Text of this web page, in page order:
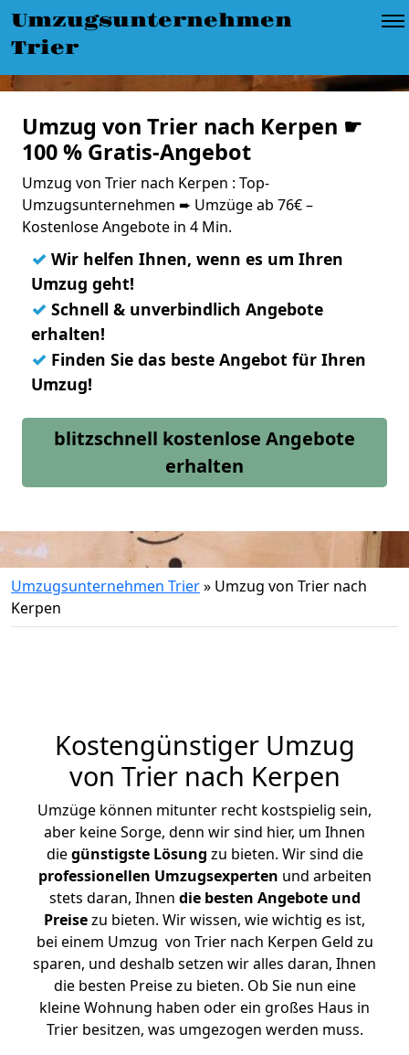
Umzugsunternehmen
Trier
Umzug von Trier nach Kerpen ☛
100 % Gratis-Angebot
Umzug von Trier nach Kerpen : Top-
Umzugsunternehmen ➨ Umzüge ab 76€ –
Kostenlose Angebote in 4 Min.
✓ Wir helfen Ihnen, wenn es um Ihren
Umzug geht!
✓ Schnell & unverbindlich Angebote
erhalten!
✓ Finden Sie das beste Angebot für Ihren
Umzug!
blitzschnell kostenlose Angebote
erhalten
Umzugsunternehmen Trier» Umzug von Trier nach
Kerpen
Kostengünstiger Umzug
von Trier nach Kerpen
Umzüge können mitunter recht kostspielig sein,
aber keine Sorge, denn wir sind hier, um Ihnen
diegünstigste Lösung zu bieten. Wir sind die
professionellen Umzugsexperten und arbeiten
stets daran, Ihnen die besten Angebote und
Preisezu bieten. Wir wissen, wie wichtig es ist,
bei einem Umzug von Trier nach Kerpen Geld zu
sparen, und deshalb setzen wir alles daran, Ihnen
die besten Preise zu bieten. Ob Sie nun eine
kleine Wohnung haben oder ein großes Haus in
Trier besitzen, was umgezogen werden muss.